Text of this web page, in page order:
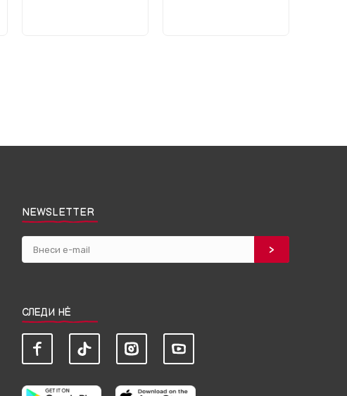
NEWSLETTER
СЛЕДИ НЀ